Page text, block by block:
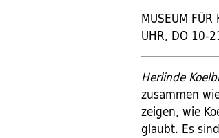
MUSEUM
UHR, DO 10-
Herlinde
zusammen
zeigen, wie
glaubt. Es